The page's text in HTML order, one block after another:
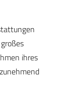
ihres